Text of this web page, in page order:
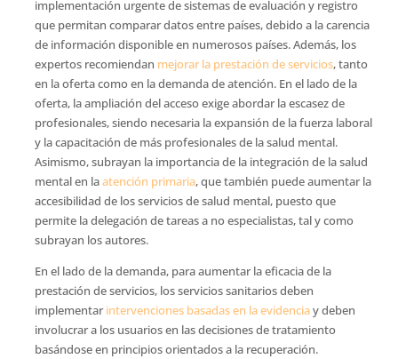
implementación urgente de sistemas de evaluación y registro
que permitan comparar datos entre países, debido a la carencia
de información disponible en numerosos países. Además, los
expertos recomiendan mejorar la prestación de servicios, tanto
en la oferta como en la demanda de atención. En el lado de la
oferta, la ampliación del acceso exige abordar la escasez de
profesionales, siendo necesaria la expansión de la fuerza laboral
y la capacitación de más profesionales de la salud mental.
Asimismo, subrayan la importancia de la integración de la salud
mental en laatención primaria, que también puede aumentar la
accesibilidad de los servicios de salud mental, puesto que
permite la delegación de tareas a no especialistas, tal y como
subrayan los autores.
En el lado de la demanda, para aumentar la eficacia de la
prestación de servicios, los servicios sanitarios deben
implementarintervenciones basadas en la evidenciay deben
involucrar a los usuarios en las decisiones de tratamiento
basándose en principios orientados a la recuperación.